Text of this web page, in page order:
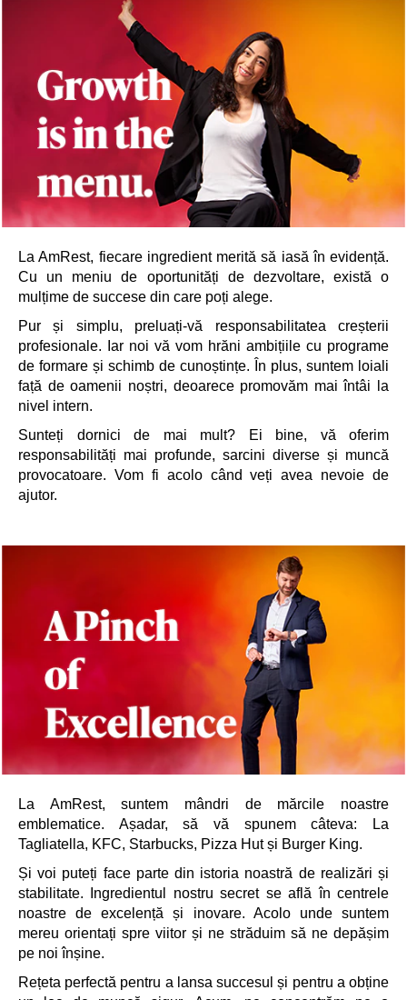
La AmRest, fiecare ingredient merită să iasă în evidență.
Cu un meniu de oportunități de dezvoltare, există o
mulțime de succese din care poți alege.
Pur și simplu, preluați-vă responsabilitatea creșterii
profesionale. Iar noi vă vom hrăni ambițiile cu programe
de formare și schimb de cunoștințe. În plus, suntem loiali
față de oamenii noștri, deoarece promovăm mai întâi la
nivel intern.
Sunteți dornici de mai mult? Ei bine, vă oferim
responsabilități mai profunde, sarcini diverse și muncă
provocatoare. Vom fi acolo când veți avea nevoie de
ajutor.
La AmRest, suntem mândri de mărcile noastre
emblematice. Așadar, să vă spunem câteva: La
Tagliatella, KFC, Starbucks, Pizza Hut și Burger King.
Și voi puteți face parte din istoria noastră de realizări și
stabilitate. Ingredientul nostru secret se află în centrele
noastre de excelență și inovare. Acolo unde suntem
mereu orientați spre viitor și ne străduim să ne depășim
pe noi înșine.
Rețeta perfectă pentru a lansa succesul și pentru a obține